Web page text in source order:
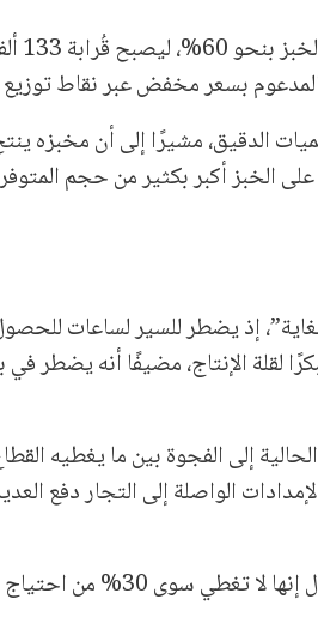
الدقيق، مشيرًا إلى أن مخبزه
الخبز أكبر بكثير من حجم
إذ يضطر للسير لساعات
لقلة الإنتاج، مضيفًا أنه يضطر
إلى الفجوة بين ما يغطيه
الواصلة إلى التجار دفع
وأضاف أن برنامج الأغذية العالمي يقدم يوميًا 260 طنًا من